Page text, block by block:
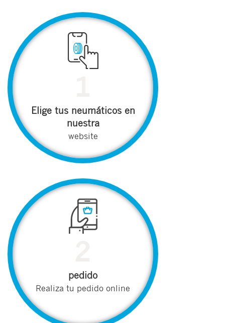
Elige tus neumáticos en
nuestra
website
pedido
Realiza tu pedido online